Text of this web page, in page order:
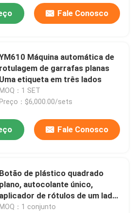
da etiqueta
personalizado
Fale Conosco
Máquina automática de
rotulagem de garrafas planas
Uma etiqueta em três lados
MOQ：1 SET
Preço：$6,000.00/sets
Fale Conosco
Botão de plástico quadrado
plano, autocolante único,
aplicador de rótulos de um lado,
automática completa
：1 conjunto